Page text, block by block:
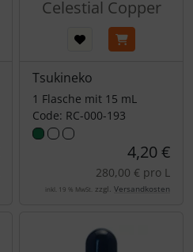
Celestial Copper
Tsukineko
1 Flasche mit 15 mL
Code: RC-000-193
4,20 €
280,00 € pro L
inkl. 19 % MwSt. zzgl. Versandkosten